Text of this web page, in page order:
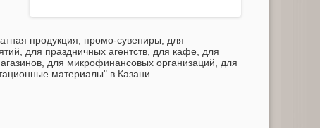
продукция, промо-сувениры, для
для праздничных агентств, для кафе, для
для микрофинансовых организаций, для
материалы" в Казани